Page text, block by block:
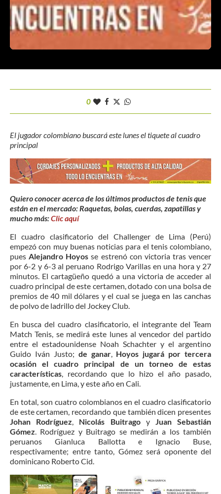
0
El jugador colombiano buscará este lunes el tiquete al cuadro
principal
Quiero conocer acerca de los últimos productos de tenis que
están en el mercado: Raquetas, bolas, cuerdas, zapatillas y
mucho más:Clic aquí
El cuadro clasificatorio del Challenger de Lima (Perú)
empezó con muy buenas noticias para el tenis colombiano,
pues Alejandro Hoyos se estrenó con victoria tras vencer
por 6-2 y 6-3 al peruano Rodrigo Varillas en una hora y 27
minutos. El cartagüeño quedó a una victoria de acceder al
cuadro principal de este certamen, dotado con una bolsa de
premios de 40 mil dólares y el cual se juega en las canchas
de polvo de ladrillo del Jockey Club.
En busca del cuadro clasificatorio, el integrante del Team
Match Tenis, se medirá este lunes al vencedor del partido
entre el estadounidense Noah Schachter y el argentino
Guido Iván Justo; de ganar, Hoyos jugará por tercera
ocasión el cuadro principal de un torneo de estas
características , recordando que lo hizo el año pasado,
justamente, en Lima, y este año en Cali.
En total, son cuatro colombianos en el cuadro clasificatorio
de este certamen, recordando que también dicen presentes
Johan Rodríguez
Nicolás Buitragoy
Juan Sebastián
Gómez . Rodríguez y Buitrago se medirán a los también
peruanos Gianluca Ballotta e Ignacio Buse,
respectivamente; entre tanto, Gómez será oponente del
dominicano Roberto Cid.